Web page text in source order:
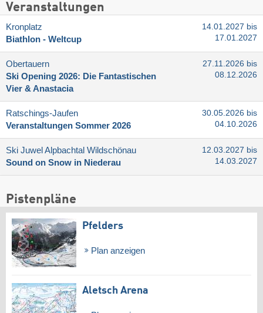
Veranstaltungen
Kronplatz
Biathlon - Weltcup
14.01.2027 bis
17.01.2027
Obertauern
Ski Opening 2026: Die Fantastischen
Vier & Anastacia
27.11.2026 bis
08.12.2026
Ratschings-Jaufen
Veranstaltungen Sommer 2026
30.05.2026 bis
04.10.2026
Ski Juwel Alpbachtal Wildschönau
Sound on Snow in Niederau
12.03.2027 bis
14.03.2027
Pistenpläne
Pfelders
Plan anzeigen
Aletsch Arena